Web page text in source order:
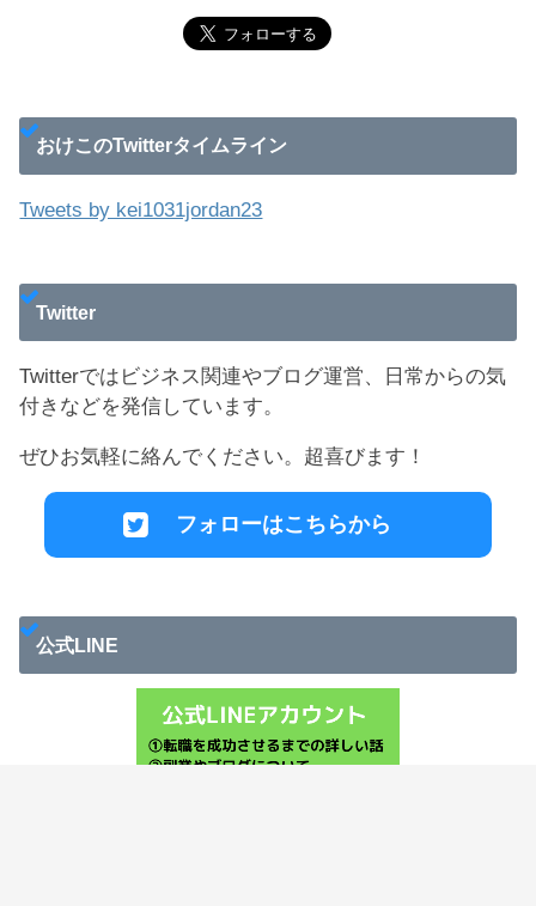
おけこのTwitterタイムライン
Tweets by kei1031jordan23
Twitter
Twitterではビジネス関連やブログ運営、日常からの気
付きなどを発信しています。
ぜひお気軽に絡んでください。超喜びます！
フォローはこちらから
公式LINE